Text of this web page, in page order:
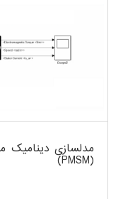
مدلسازی دینامیک
(PMSM)